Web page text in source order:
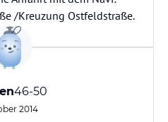
/Kreuzung Ostfeldstraße.
46-50
2014